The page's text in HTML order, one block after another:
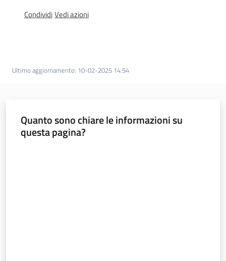
CondividiVedi azioni
Ultimo aggiornamento: 10-02-2025 14:54
Quanto sono chiare le informazioni su
questa pagina?